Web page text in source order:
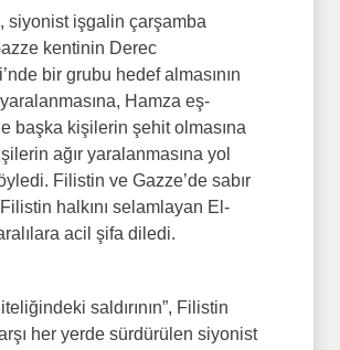
siyonist işgalin çarşamba
kentinin Derec
bir grubu hedef almasının
Hamza eş-
başka kişilerin şehit olmasına
ağır yaralanmasına yol
Filistin ve Gazze’de sabır
halkını selamlayan El-
acil şifa diledi.
saldırının”, Filistin
her yerde sürdürülen siyonist